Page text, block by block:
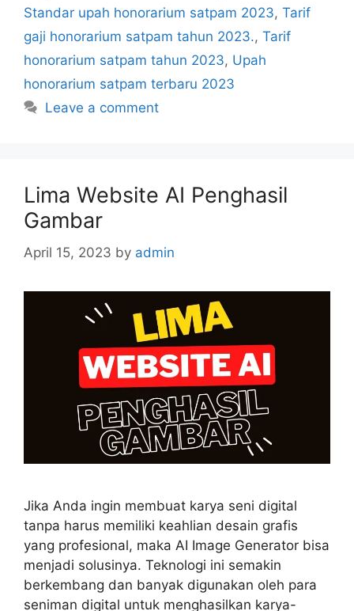
Standar upah honorarium satpam 2023, Tarif
gaji honorarium satpam tahun 2023., Tarif
honorarium satpam tahun 2023, Upah
honorarium satpam terbaru 2023
Leave a comment
Lima Website AI Penghasil
Gambar
April 15, 2023 by admin
Jika Anda ingin membuat karya seni digital
tanpa harus memiliki keahlian desain grafis
yang profesional, maka AI Image Generator bisa
menjadi solusinya. Teknologi ini semakin
berkembang dan banyak digunakan oleh para
seniman digital untuk menghasilkan karya-